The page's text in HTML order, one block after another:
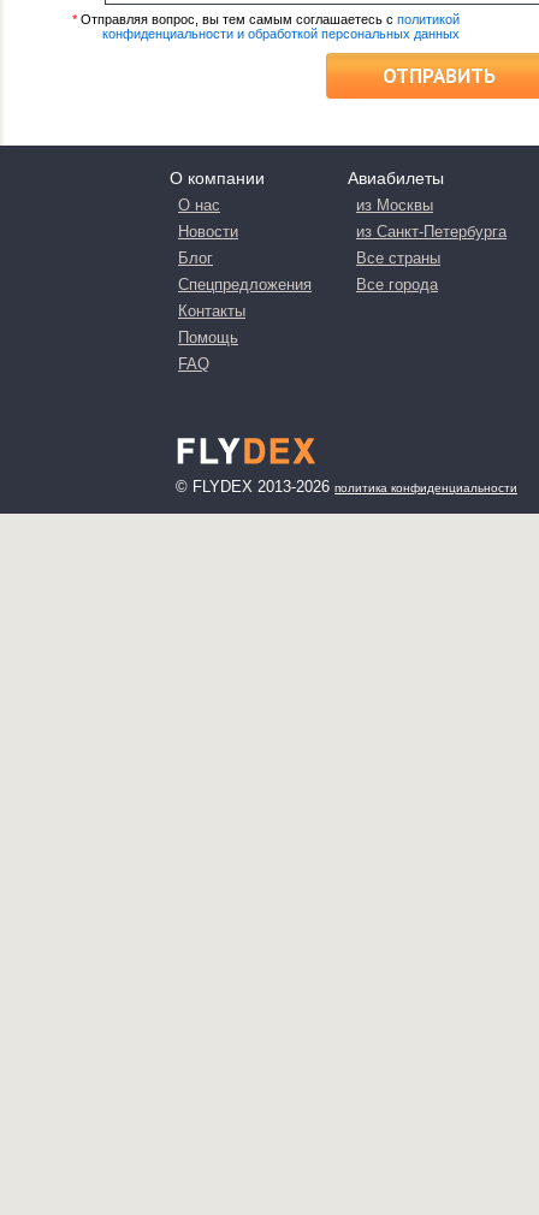
* Отправляя вопрос, вы тем самым соглашаетесь с политикой
конфиденциальности и обработкой персональных данных
ОТПРАВИТЬ
О компании
О нас
Новости
Блог
Спецпредложения
Контакты
Помощь
FAQ
Авиабилеты
из Москвы
из Санкт-Петербурга
Все страны
Все города
© FLYDEX 2013-2026 политика конфиденциальности